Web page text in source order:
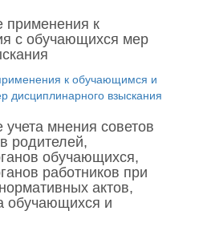
применения к
с обучающихся мер
к обучающимся и
дисциплинарного взыскания
мнения советов
родителей,
обучающихся,
работников при
актов,
обучающихся и